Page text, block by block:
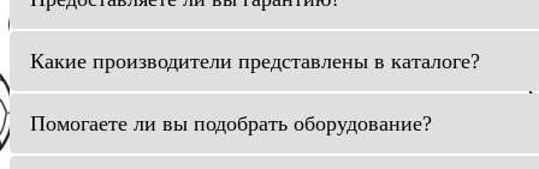
Какие производители представлены в каталоге?
Помогаете ли вы подобрать оборудование?